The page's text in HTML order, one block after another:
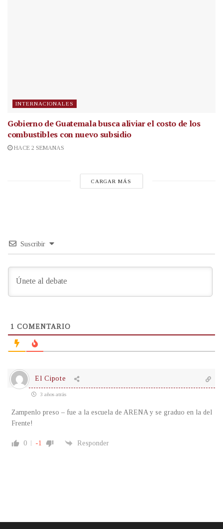
INTERNACIONALES
Gobierno de Guatemala busca aliviar el costo de los
combustibles con nuevo subsidio
HACE 2 SEMANAS
CARGAR MÁS
Suscribir
1 COMENTARIO
El Cipote
3 años atrás
Zampenlo preso – fue a la escuela de ARENA y se graduo en la del
Frente!
0 -1 Responder